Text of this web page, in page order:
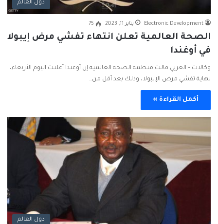
دول العالم
Electronic Development يناير 11, 2023 75
الصحة العالمية تعلن انتهاء تفشي مرض إيبولا
في أوغندا
وكالات – العربي قالت منظمة الصحة العالمية إن أوغندا أعلنت اليوم الأربعاء،
نهاية تفشي مرض الإيبولا، وذلك بعد أقل من…
أكمل القراءة »
دول العالم